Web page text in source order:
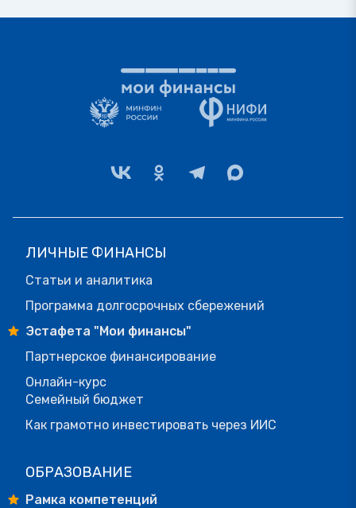
ЛИЧНЫЕ ФИНАНСЫ
Статьи и аналитика
Программа долгосрочных сбережений
Эстафета "Мои финансы"
Партнерское финансирование
Онлайн-курс
Семейный бюджет
Как грамотно инвестировать через ИИС
ОБРАЗОВАНИЕ
Рамка компетенций